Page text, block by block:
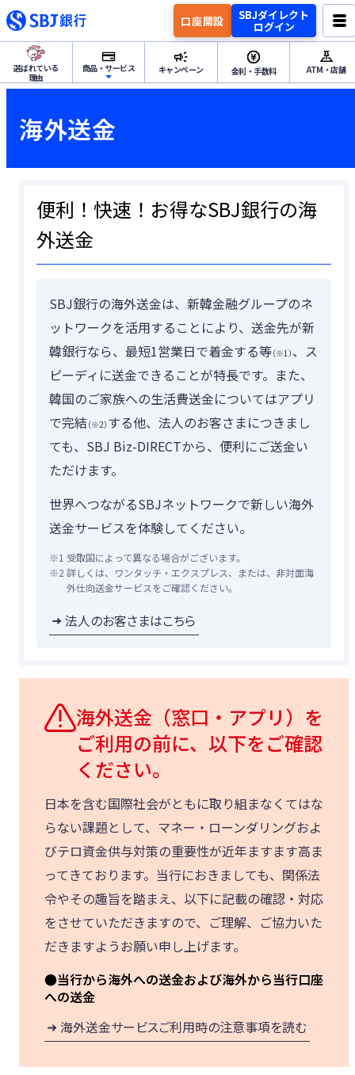
口座開設 SBJダイレクト
ログイン
選ばれている
理由
商品・サービス
外貨預金
つかう
各種サービス
各種お手続き
外貨両替
海外送金
かりる ローン商品
ご融資のご相談
キャンペーン 金利・手数料 ATM・店舗
海外送金
便利！快速！お得なSBJ銀行の海
外送金
SBJ銀行の海外送金は、新韓金融グループのネ
ットワークを活用することにより、送金先が新
韓銀行なら、最短1営業日で着金する等（※1） 、ス
ピーディに送金できることが特長です。また、
韓国のご家族への生活費送金についてはアプリ
で完結 （※2） する他、法人のお客さまにつきまし
ても、SBJ Biz-DIRECTから、便利にご送金い
ただけます。
世界へつながるSBJネットワークで新しい海外
送金サービスを体験してください。
※1 受取国によって異なる場合がございます。
※2 詳しくは、ワンタッチ・エクスプレス、または、非対面海
外仕向送金サービスをご確認ください。
法人のお客さまはこちら
海外送金（窓口・アプリ）を
ご利用の前に、以下をご確認
ください。
日本を含む国際社会がともに取り組まなくてはな
らない課題として、マネー・ローンダリングおよ
びテロ資金供与対策の重要性が近年ますます高ま
ってきております。当行におきましても、関係法
令やその趣旨を踏まえ、以下に記載の確認・対応
をさせていただきますので、ご理解、ご協力いた
だきますようお願い申し上げます。
●当行から海外への送金および海外から当行口座
への送金
海外送金サービスご利用時の注意事項を読む